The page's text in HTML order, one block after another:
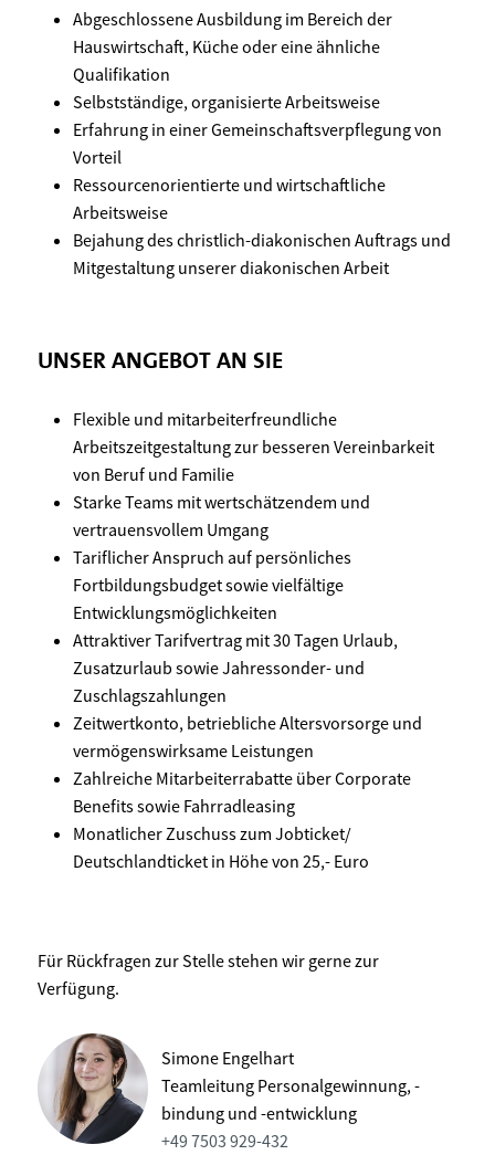
Abgeschlossene Ausbildung im Bereich der
Hauswirtschaft, Küche oder eine ähnliche
Qualifikation
Selbstständige, organisierte Arbeitsweise
Erfahrung in einer Gemeinschaftsverpflegung von
Vorteil
Ressourcenorientierte und wirtschaftliche
Arbeitsweise
Bejahung des christlich-diakonischen Auftrags und
Mitgestaltung unserer diakonischen Arbeit
UNSER ANGEBOT AN SIE
Flexible und mitarbeiterfreundliche
Arbeitszeitgestaltung zur besseren Vereinbarkeit
von Beruf und Familie
Starke Teams mit wertschätzendem und
vertrauensvollem Umgang
Tariflicher Anspruch auf persönliches
Fortbildungsbudget sowie vielfältige
Entwicklungsmöglichkeiten
Attraktiver Tarifvertrag mit 30 Tagen Urlaub,
Zusatzurlaub sowie Jahressonder- und
Zuschlagszahlungen
Zeitwertkonto, betriebliche Altersvorsorge und
vermögenswirksame Leistungen
Zahlreiche Mitarbeiterrabatte über Corporate
Benefits sowie Fahrradleasing
Monatlicher Zuschuss zum Jobticket/
Deutschlandticket in Höhe von 25,- Euro
Für Rückfragen zur Stelle stehen wir gerne zur
Verfügung.
Simone Engelhart
Teamleitung Personalgewinnung, -
bindung und -entwicklung
+49 7503 929-432